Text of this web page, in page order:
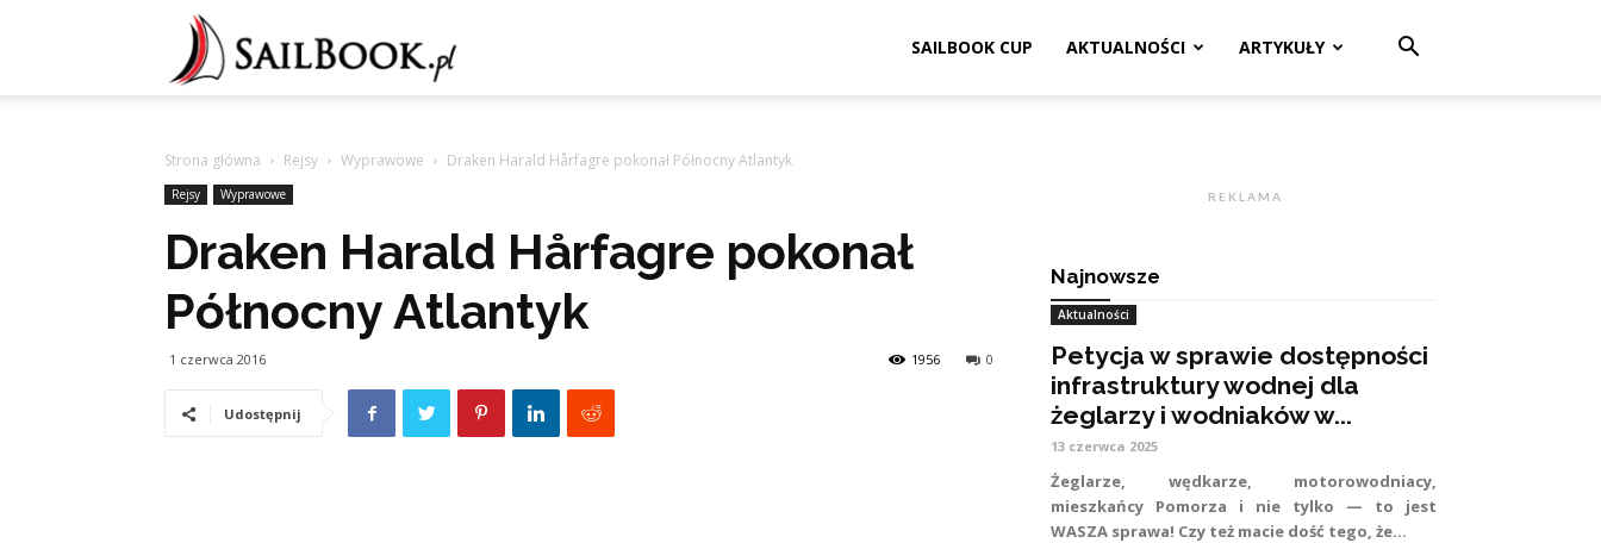
SAILBOOK CUP AKTUALNOŚCI ARTYKUŁY
Strona główna Rejsy Wyprawowe Draken Harald Hårfagre pokonał Północny Atlantyk
Rejsy Wyprawowe
Draken Harald Hårfagre pokonał
Północny Atlantyk
1 czerwca 2016 0
1956
Udostępnij
R E K L A M A
Najnowsze
Aktualności
Petycja w sprawie dostępności
infrastruktury wodnej dla
żeglarzy i wodniaków w...
13 czerwca 2025
Żeglarze, wędkarze, motorowodniacy,
mieszkańcy Pomorza i nie tylko — to jest
WASZA sprawa! Czy też macie dość tego, że...